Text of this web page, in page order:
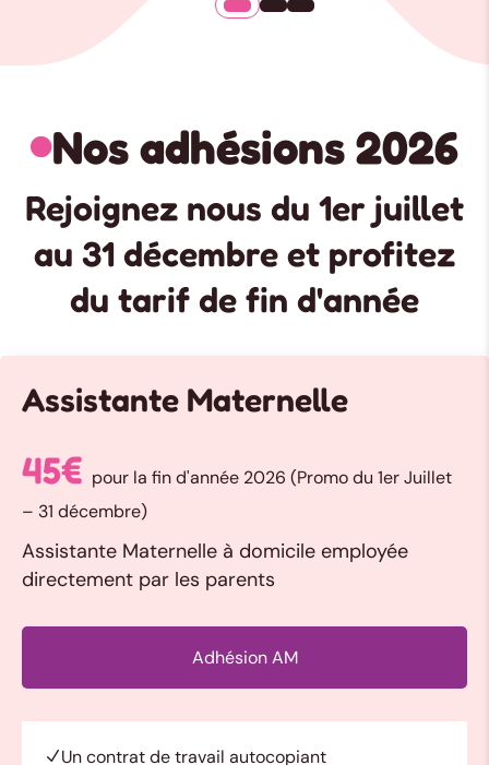
Nos adhésions 2026
Rejoignez nous du 1er juillet
au 31 décembre et profitez
du tarif de fin d'année
Assistante Maternelle
45€ pour la fin d'année 2026 (Promo du 1er Juillet
– 31 décembre)
Assistante Maternelle à domicile employée
directement par les parents
Un contrat de travail autocopiant
Adhésion AM